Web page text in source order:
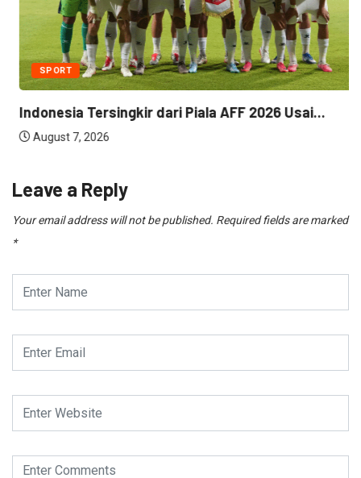
SPORT
Indonesia Tersingkir dari Piala AFF 2026 Usai...
August 7, 2026
Leave a Reply
Your email address will not be published. Required fields are marked
*